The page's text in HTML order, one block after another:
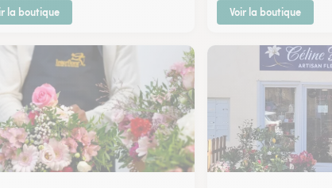
la boutique Voir la boutique